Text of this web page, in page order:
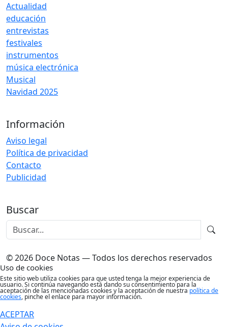
Actualidad
educación
entrevistas
festivales
instrumentos
música electrónica
Musical
Navidad 2025
Información
Aviso legal
Política de privacidad
Contacto
Publicidad
Buscar
© 2026 Doce Notas — Todos los derechos reservados
Uso de cookies
Este sitio web utiliza cookies para que usted tenga la mejor experiencia de
usuario. Si continúa navegando está dando su consentimiento para la
aceptación de las mencionadas cookies y la aceptación de nuestra política de
cookies, pinche el enlace para mayor información.
ACEPTAR